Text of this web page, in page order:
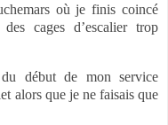
où je finis coincé
cages d’escalier trop
début de mon service
alors que je ne faisais que